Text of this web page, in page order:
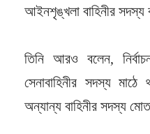
আইনশৃঙ্খলা বাহিনীর সদস্য
তিনি আরও বলেন,
সেনাবাহিনীর সদস্য মাঠে
অন্যান্য বাহিনীর সদস্য